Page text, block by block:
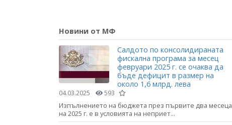
Новини от МФ
Салдото по консолидираната
фискална програма за месец
февруари 2025 г. се очаква да
бъде дефицит в размер на
около 1,6 млрд. лева
04.03.2025 593
Изпълнението на бюджета през първите два месеца
на 2025 г. е в условията на неприет...